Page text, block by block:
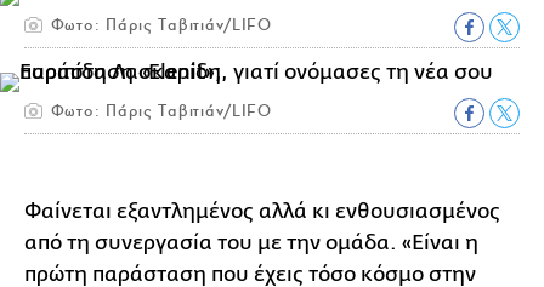
Φωτο: Πάρις Ταβιτιάν/LIFO
Φωτο: Πάρις Ταβιτιάν/LIFO
Φαίνεται εξαντλημένος αλλά κι ενθουσιασμένος
από τη συνεργασία του με την ομάδα. «Είναι η
πρώτη παράσταση που έχεις τόσο κόσμο στην